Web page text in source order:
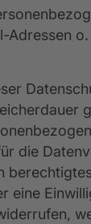
Adressen
die
eine